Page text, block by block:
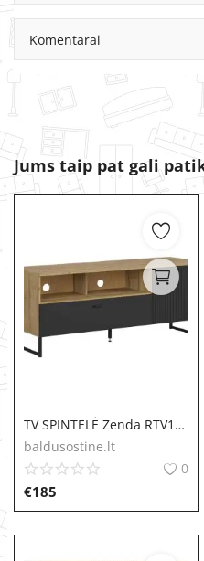
Komentarai
Jums taip pat gali
TV SPINTELĖ Zenda RTV1D1B/U
baldusostine.lt
0
€185